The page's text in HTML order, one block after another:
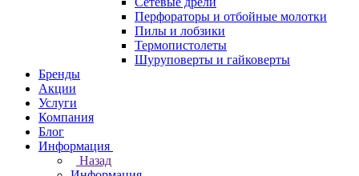
Перфораторы и отбойные молотки
Пилы и лобзики
Термопистолеты
Шуруповерты и гайковерты
Бренды
Акции
Услуги
Компания
Блог
Информация
Назад